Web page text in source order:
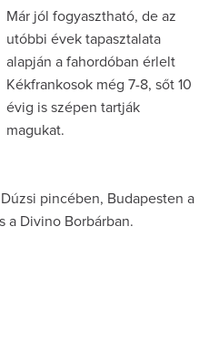
Már jól fogyasztható, de az
utóbbi évek tapasztalata
alapján a fahordóban érlelt
Kékfrankosok még 7-8, sőt 10
évig is szépen tartják
magukat.
pincében, Budapesten a
a Divino Borbárban.